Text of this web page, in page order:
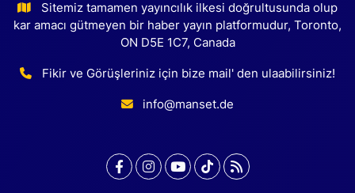
Sitemiz tamamen yayıncılık ilkesi doğrultusunda olup
kar amacı gütmeyen bir haber yayın platformudur, Toronto,
ON D5E 1C7, Canada
Fikir ve Görüşleriniz için bize mail' den ulaabilirsiniz!
info@manset.de